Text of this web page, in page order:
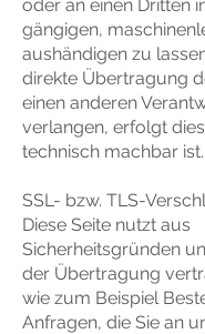
oder an einen Dritten
gängigen,
aushändigen zu
direkte Übertragung
einen anderen
verlangen, erfolgt
technisch machbar ist.
SSL- bzw. TLS-
Diese Seite nutzt aus
Sicherheitsgründen
der Übertragung
wie zum Beispiel
Anfragen, die Sie an